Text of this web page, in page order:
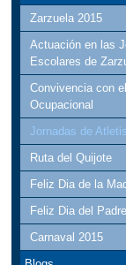
Zarzuela 2015
Actuación en las
Escolares de
Convivencia con
Ocupacional
Jornadas de
Ruta del Quijote
Feliz Dia de la
Feliz Dia del Padre
Carnaval 2015